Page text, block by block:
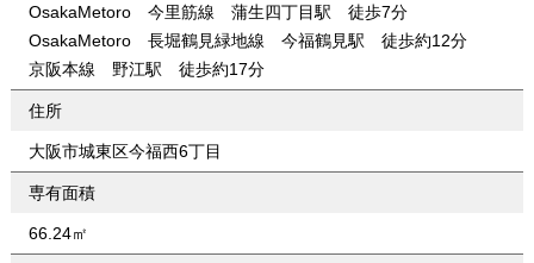
OsakaMetoro 今里筋線 蒲生四丁目駅 徒歩7分
OsakaMetoro 長堀鶴見緑地線 今福鶴見駅 徒歩約12分
京阪本線 野江駅 徒歩約17分
住所
大阪市城東区今福西6丁目
専有面積
66.24㎡